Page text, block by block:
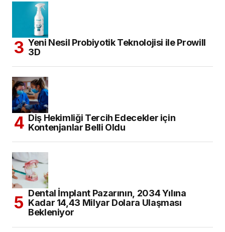
Yeni Nesil Probiyotik Teknolojisi ile Prowill
3D
Diş Hekimliği Tercih Edecekler için
Kontenjanlar Belli Oldu
Dental İmplant Pazarının, 2034 Yılına
Kadar 14,43 Milyar Dolara Ulaşması
Bekleniyor